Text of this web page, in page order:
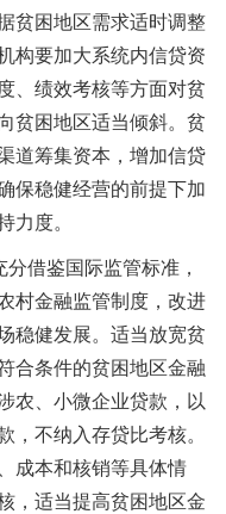
贫困地区需求适时调整
构要加大系统内信贷资
、绩效考核等方面对贫
贫困地区适当倾斜。贫
道筹集资本，增加信贷
保稳健经营的前提下加
力度。
借鉴国际监管标准，
村金融监管制度，改进
稳健发展。适当放宽贫
合条件的贫困地区金融
农、小微企业贷款，以
，不纳入存贷比考核。
成本和核销等具体情
，适当提高贫困地区金